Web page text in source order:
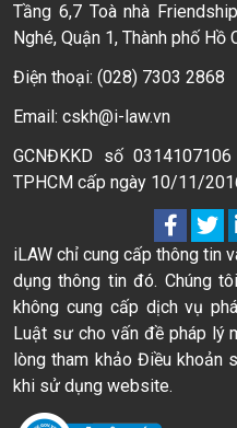
Tầng 6,7 Toà nhà
Nghé, Quận 1, Thành phố Hồ
Điện thoại: (028) 7303 2868
Email: cskh@i-law.vn
GCNĐKKD số
TPHCM cấp ngày 10/11/
iLAW chỉ cung cấp thông tin
dụng thông tin đó. Chúng
không cung cấp dịch vụ
Luật sư cho vấn đề pháp lý
lòng tham khảo Điều khoản
khi sử dụng website.